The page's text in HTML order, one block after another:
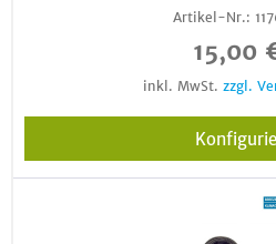
Artikel-Nr.:
15,00
inkl. MwSt. zzgl.